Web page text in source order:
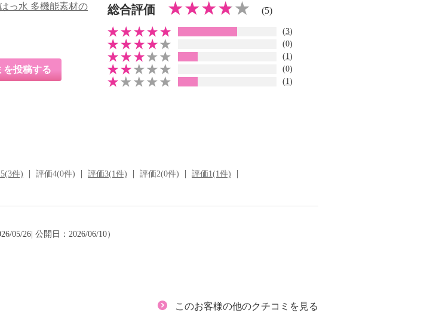
っ水 多機能素材の
を投稿する
総合評価 (5)
(3)
(0)
(1 )
(0)
(1 )
件) 評価4(0件) 評価3(1件) 評価2(0件) 評価1(1件)
05/26| 公開日：2026/06/10）
このお客様の他のクチコミを見る